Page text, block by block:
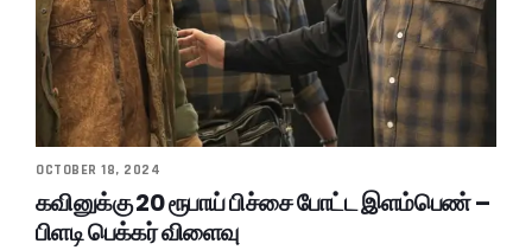
OCTOBER 18, 2024
கவினுக்கு 20 ரூபாய் பிச்சை போட்ட இளம்பெண் –
பிளடி பெக்கர் விளைவு